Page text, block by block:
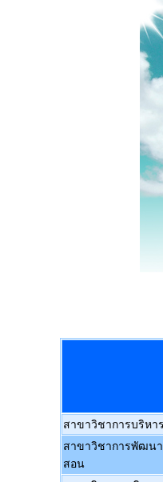
สาขาวิชาการบริหา
สาขาวิชาการพัฒน
สอน